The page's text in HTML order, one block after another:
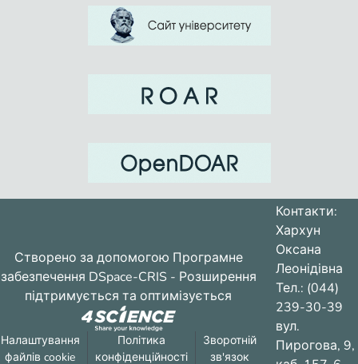
Створено за допомогою Програмне
забезпечення DSpace-CRIS - Розширення
підтримується та оптимізується
Налаштування
файлів cookie
Політика
конфіденційності
Зворотній
зв'язок
Контакти:
Хархун
Оксана
Леонідівна
Тел.: (044)
239-30-39
вул.
Пирогова, 9,